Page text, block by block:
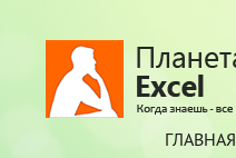
ГЛАВНАЯ